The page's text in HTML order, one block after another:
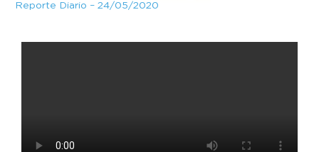
Reporte Diario – 24/05/2020